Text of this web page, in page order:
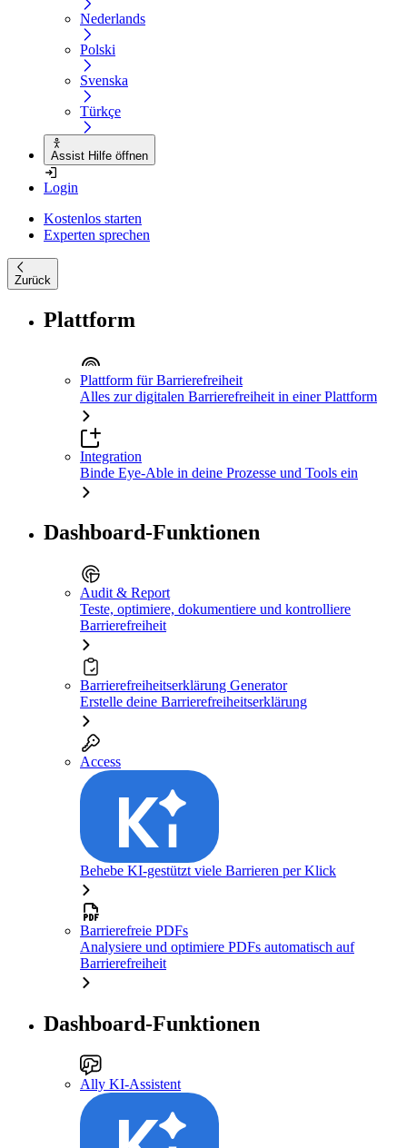
Nederlands
Polski
Svenska
Türkçe
Assist Hilfe öffnen
Login
Kostenlos starten
Experten sprechen
Zurück
Plattform
Plattform für Barrierefreiheit
Alles zur digitalen Barrierefreiheit in einer Plattform
Integration
Binde Eye-Able in deine Prozesse und Tools ein
Dashboard-Funktionen
Audit & Report
Teste, optimiere, dokumentiere und kontrolliere
Barrierefreiheit
Barrierefreiheitserklärung Generator
Erstelle deine Barrierefreiheitserklärung
Access
Behebe KI-gestützt viele Barrieren per Klick
Barrierefreie PDFs
Analysiere und optimiere PDFs automatisch auf
Barrierefreiheit
Dashboard-Funktionen
Ally KI-Assistent